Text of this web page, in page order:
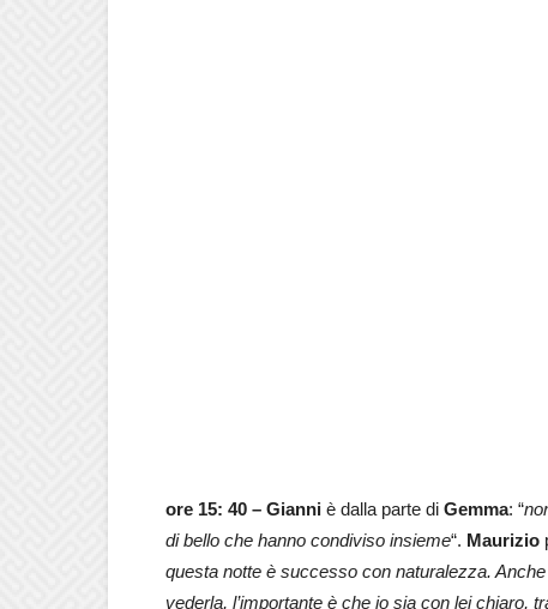
ore 15: 40 – Gianni è dalla parte di Gemma: “
di bello che hanno condiviso insieme“. Maurizio
questa notte è successo con naturalezza.
vederla, l’importante è che io sia con lei chiaro,